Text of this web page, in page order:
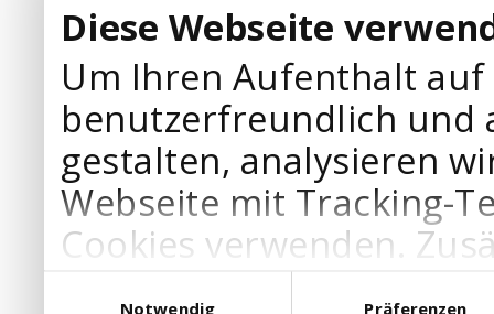
Diese Webseite
Um Ihren Aufenthalt
benutzerfreundlich und
gestalten, analysieren
Webseite mit Tracking-
Cookies verwenden.
Werbepartner
Notwendig
Präferenzen